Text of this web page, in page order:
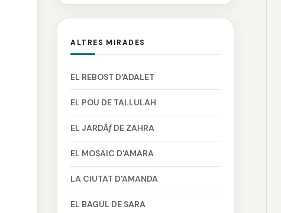
ALTRES MIRADES
EL REBOST D'ADALET
EL POU DE TALLULAH
EL JARDÃƒ DE ZAHRA
EL MOSAIC D'AMARA
LA CIUTAT D'AMANDA
EL BAGUL DE SARA